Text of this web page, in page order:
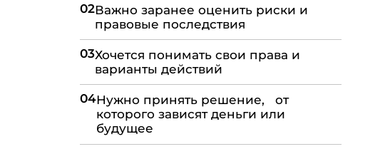
02Важно заранее оценить риски и
правовые последствия
03Хочется понимать свои права и
варианты действий
04Нужно принять решение, от
которого зависят деньги или
будущее